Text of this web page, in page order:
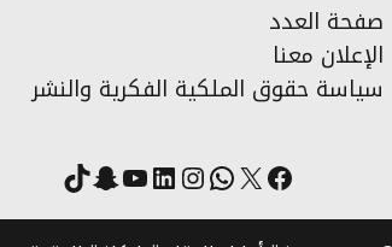
صفحة العدد
الإعلان معنا
سياسة حقوق الملكية الفكرية والنشر
فيسبوك
X واتساب
انستقرام
لينكد إنيوتيوب
سناب شات
تيك توك